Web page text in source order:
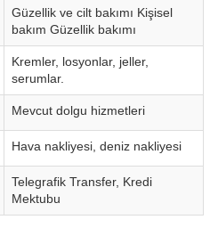
Güzellik ve cilt bakımı Kişisel
bakım Güzellik bakımı
Kremler, losyonlar, jeller,
serumlar.
Mevcut dolgu hizmetleri
Hava nakliyesi, deniz nakliyesi
Telegrafik Transfer, Kredi
Mektubu